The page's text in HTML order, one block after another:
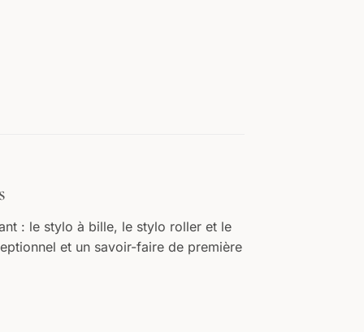
: le stylo à bille, le stylo roller et le
et un savoir-faire de première